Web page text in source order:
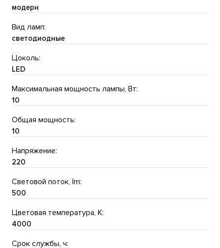
модерн
Вид ламп:
светодиодные
Цоколь:
LED
Максимальная мощность лампы, Вт:
10
Общая мощность:
10
Напряжение:
220
Световой поток, lm:
500
Цветовая температура, K:
4000
Срок службы, ч: